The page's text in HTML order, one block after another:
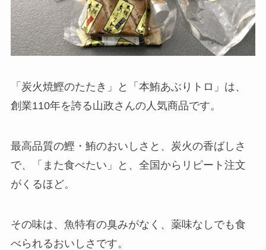
「炭火焼鰹のたたき」と「本鮪あぶりトロ」は、
創業110年を誇る山政さんの人気商品です。
最高品質の鰹・鮪のおいしさと、炭火の香ばしさ
で、「また食べたい」と、全国からリピート注文
がくるほど。
その味は、魚特有の臭みがなく、薬味なしでも食
べられるおいしさです。